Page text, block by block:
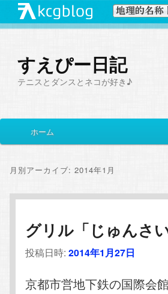
すえぴー日記
テニスとダンスとネコが好き♪
イ
メ
ン
コ
ン
テ
サ
コ
ン
テ
ン
ホーム
月別アーカイブ:2014年1月
グリル「じゅんさ
投稿日時:2014年1月27日
京都市営地下鉄の国際会